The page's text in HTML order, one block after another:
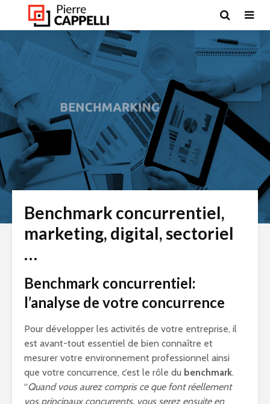
Benchmark concurrentiel,
marketing, digital, sectoriel
…
Benchmark concurrentiel:
l’analyse de votre concurrence
Pour développer les activités de votre entreprise, il
est avant-tout essentiel de bien connaître et
mesurer votre environnement professionnel ainsi
que votre concurrence, c’est le rôle du benchmark.
“Quand vous aurez compris ce que font réellement
vos principaux concurrents, vous serez ensuite en